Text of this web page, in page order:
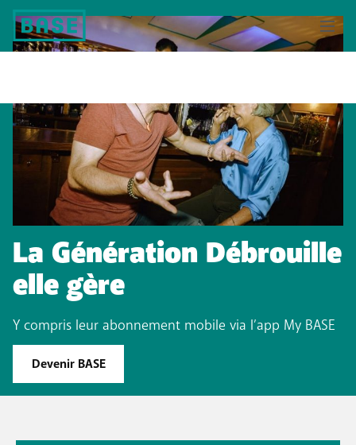
La Génération Débrouille
elle gère
Y compris leur abonnement mobile via l’app My BASE
Devenir BASE